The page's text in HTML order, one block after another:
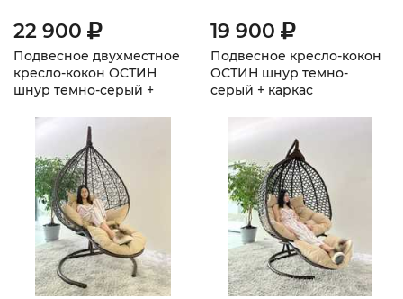
22 900
Подвесное двухместное
кресло-кокон ОСТИН
шнур темно-серый +
19 900
Подвесное кресло-кокон
ОСТИН шнур темно-
серый + каркас